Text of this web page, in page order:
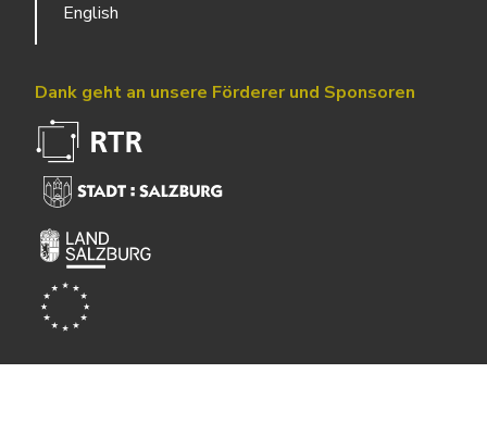
English
Dank geht an unsere Förderer und Sponsoren